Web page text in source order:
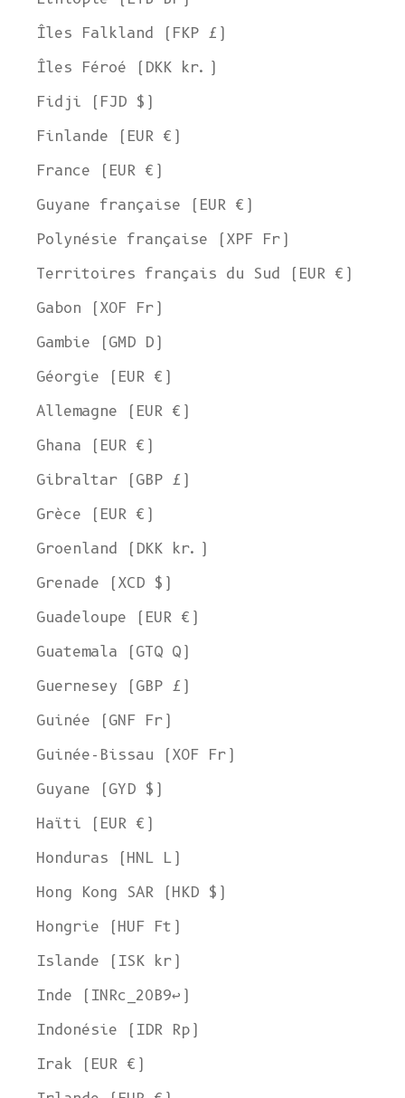
Îles Falkland (FKP £)
Îles Féroé (DKK kr.)
Fidji (FJD $)
Finlande (EUR €)
France (EUR €)
Guyane française (EUR €)
Polynésie française (XPF Fr)
Territoires français du Sud (EUR €)
Gabon (XOF Fr)
Gambie (GMD D)
Géorgie (EUR €)
Allemagne (EUR €)
Ghana (EUR €)
Gibraltar (GBP £)
Grèce (EUR €)
Groenland (DKK kr.)
Grenade (XCD $)
Guadeloupe (EUR €)
Guatemala (GTQ Q)
Guernesey (GBP £)
Guinée (GNF Fr)
Guinée-Bissau (XOF Fr)
Guyane (GYD $)
Haïti (EUR €)
Honduras (HNL L)
Hong Kong SAR (HKD $)
Hongrie (HUF Ft)
Islande (ISK kr)
Inde (INRc_20B9↩)
Indonésie (IDR Rp)
Irak (EUR €)